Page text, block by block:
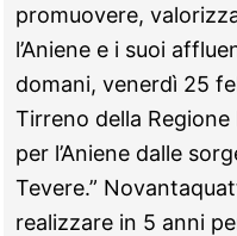
promuovere,
l’Aniene e i suoi
domani, venerdì 25
Tirreno della
per l’Aniene dalle
Tevere.”
realizzare in 5 anni